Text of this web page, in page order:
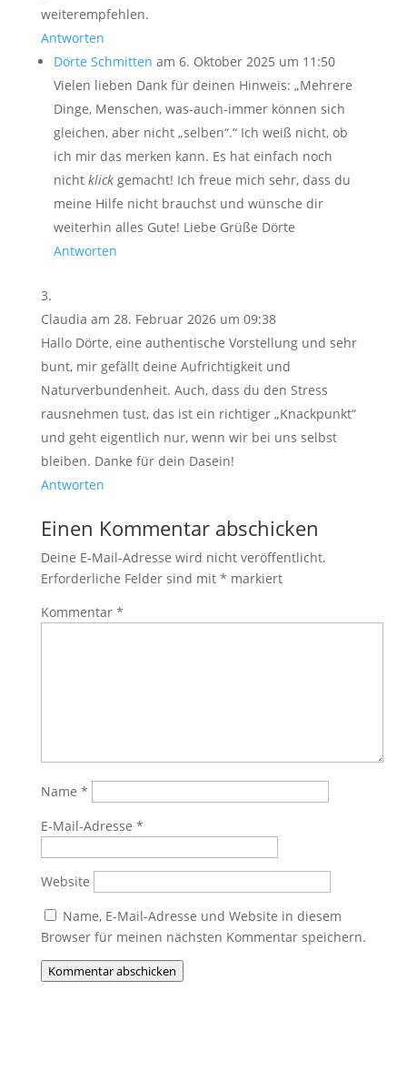
weiterempfehlen.
Antworten
Dörte Schmitten am 6. Oktober 2025 um 11:50
Vielen lieben Dank für deinen Hinweis: „Mehrere
Dinge, Menschen, was-auch-immer können sich
gleichen, aber nicht „selben“.“ Ich weiß nicht, ob
ich mir das merken kann. Es hat einfach noch
nicht klickgemacht! Ich freue mich sehr, dass du
meine Hilfe nicht brauchst und wünsche dir
weiterhin alles Gute! Liebe Grüße Dörte
Antworten
Claudia am 28. Februar 2026 um 09:38
Hallo Dörte, eine authentische Vorstellung und sehr
bunt, mir gefällt deine Aufrichtigkeit und
Naturverbundenheit. Auch, dass du den Stress
rausnehmen tust, das ist ein richtiger „Knackpunkt“
und geht eigentlich nur, wenn wir bei uns selbst
bleiben. Danke für dein Dasein!
Antworten
Einen Kommentar abschicken
Deine E-Mail-Adresse wird nicht veröffentlicht.
Erforderliche Felder sind mit * markiert
Kommentar *
Name *
E-Mail-Adresse *
Website
Name, E-Mail-Adresse und Website in diesem
Browser für meinen nächsten Kommentar speichern.
Kommentar abschicken